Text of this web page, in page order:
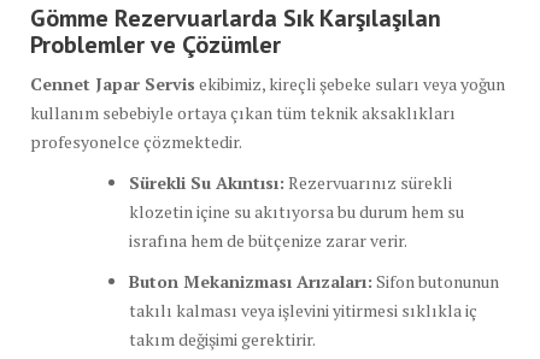
Gömme Rezervuarlarda Sık Karşılaşılan
Problemler ve Çözümler
Cennet Japar Servis ekibimiz, kireçli şebeke suları veya yoğun
kullanım sebebiyle ortaya çıkan tüm teknik aksaklıkları
profesyonelce çözmektedir.
Sürekli Su Akıntısı: Rezervuarınız sürekli
klozetin içine su akıtıyorsa bu durum hem su
israfına hem de bütçenize zarar verir.
Buton Mekanizması Arızaları: Sifon butonunun
takılı kalması veya işlevini yitirmesi sıklıkla iç
takım değişimi gerektirir.